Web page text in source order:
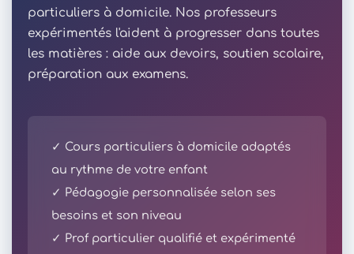
particuliers à domicile. Nos professeurs
expérimentés l'aident à progresser dans toutes
les matières : aide aux devoirs, soutien scolaire,
préparation aux examens.
✓ Cours particuliers à domicile adaptés
au rythme de votre enfant
✓ Pédagogie personnalisée selon ses
besoins et son niveau
✓ Prof particulier qualifié et expérimenté